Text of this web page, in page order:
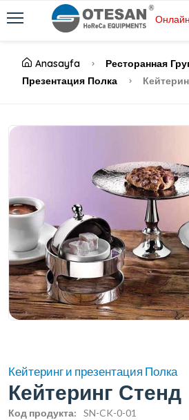
Anasayfa Ресторанная
Презентация Полка
Кейтеринг и презентация Полка
Кейтеринг Стенд
Код продукта: SN-CK-0-01